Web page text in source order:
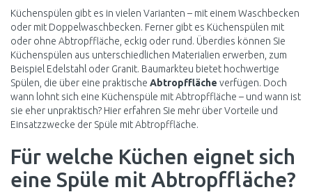
Küchenspülen gibt es in vielen Varianten – mit einem Waschbecken
oder mit Doppelwaschbecken. Ferner gibt es Küchenspülen mit
oder ohne Abtropffläche, eckig oder rund. Überdies können Sie
Küchenspülen aus unterschiedlichen Materialien erwerben, zum
Beispiel Edelstahl oder Granit. Baumarkteu bietet hochwertige
Spülen, die über eine praktische Abtropffläche verfügen. Doch
wann lohnt sich eine Küchenspüle mit Abtropffläche – und wann ist
sie eher unpraktisch? Hier erfahren Sie mehr über Vorteile und
Einsatzzwecke der Spüle mit Abtropffläche.
Für welche Küchen eignet sich
eine Spüle mit Abtropffläche?